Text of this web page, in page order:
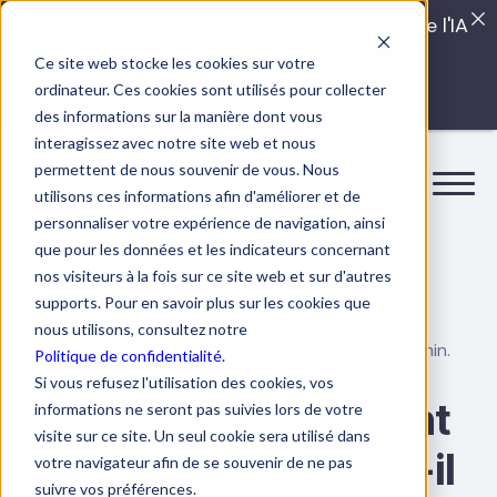
Ce site web stocke les cookies sur votre
ordinateur. Ces cookies sont utilisés pour collecter
des informations sur la manière dont vous
interagissez avec notre site web et nous
permettent de nous souvenir de vous. Nous
utilisons ces informations afin d'améliorer et de
personnaliser votre expérience de navigation, ainsi
que pour les données et les indicateurs concernant
nos visiteurs à la fois sur ce site web et sur d'autres
supports. Pour en savoir plus sur les cookies que
nous utilisons, consultez notre
Politique de confidentialité.
Si vous refusez l'utilisation des cookies, vos
informations ne seront pas suivies lors de votre
visite sur ce site. Un seul cookie sera utilisé dans
votre navigateur afin de se souvenir de ne pas
suivre vos préférences.
Bien-être au travail 5 min.
Votre environnement
de travail favorise-t-il
Quels sont les véritables impacts cachés de l'IA
dans vos équipes?
LISEZ LE GUIDE INTERDIT